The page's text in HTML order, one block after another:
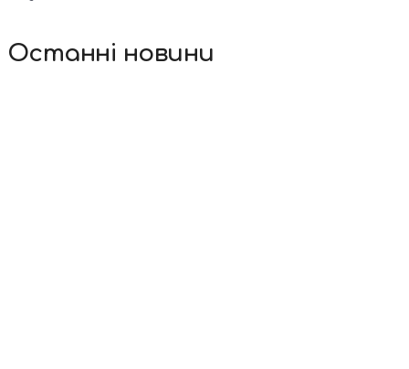
Останні новини